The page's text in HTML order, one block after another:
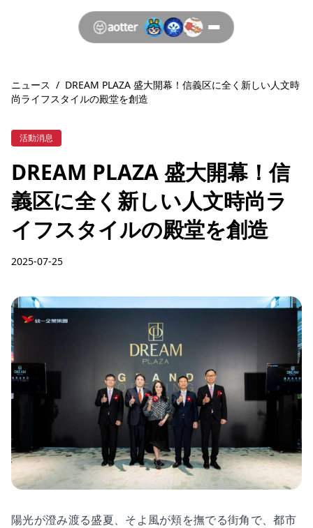
ニュース / DREAM PLAZA 盛大開幕！信義区に全く新しい人文時
尚ライフスタイルの殿堂を創造
活動消息
DREAM PLAZA 盛大開幕！信
義区に全く新しい人文時尚ラ
イフスタイルの殿堂を創造
2025-07-25
陽光が澄み渡る盛夏、そよ風が頬を撫でる街角で、都市